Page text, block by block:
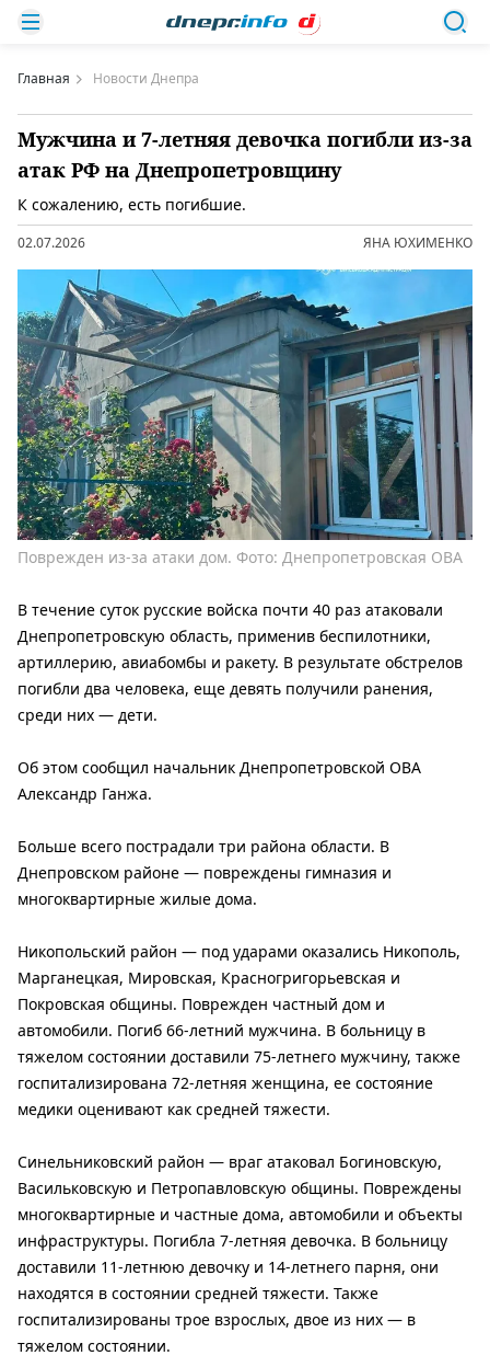
Главная Новости Днепра
Мужчина и 7-летняя девочка погибли из-за
атак РФ на Днепропетровщину
К сожалению, есть погибшие.
02.07.2026 ЯНА ЮХИМЕНКО
Поврежден из-за атаки дом. Фото: Днепропетровская ОВА
В течение суток русские войска почти 40 раз атаковали
Днепропетровскую область, применив беспилотники,
артиллерию, авиабомбы и ракету. В результате обстрелов
погибли два человека, еще девять получили ранения,
среди них — дети.
Об этом сообщил начальник Днепропетровской ОВА
Александр Ганжа.
Больше всего пострадали три района области. В
Днепровском районе — повреждены гимназия и
многоквартирные жилые дома.
Никопольский район — под ударами оказались Никополь,
Марганецкая, Мировская, Красногригорьевская и
Покровская общины. Поврежден частный дом и
автомобили. Погиб 66-летний мужчина. В больницу в
тяжелом состоянии доставили 75-летнего мужчину, также
госпитализирована 72-летняя женщина, ее состояние
медики оценивают как средней тяжести.
Синельниковский район — враг атаковал Богиновскую,
Васильковскую и Петропавловскую общины. Повреждены
многоквартирные и частные дома, автомобили и объекты
инфраструктуры. Погибла 7-летняя девочка. В больницу
доставили 11-летнюю девочку и 14-летнего парня, они
находятся в состоянии средней тяжести. Также
госпитализированы трое взрослых, двое из них — в
тяжелом состоянии.